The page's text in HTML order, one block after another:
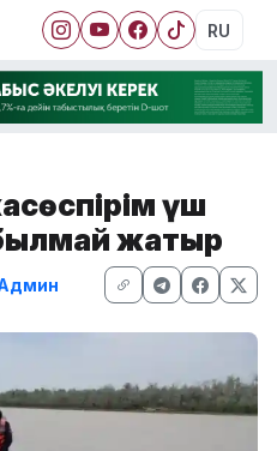
RU
үш
жатыр